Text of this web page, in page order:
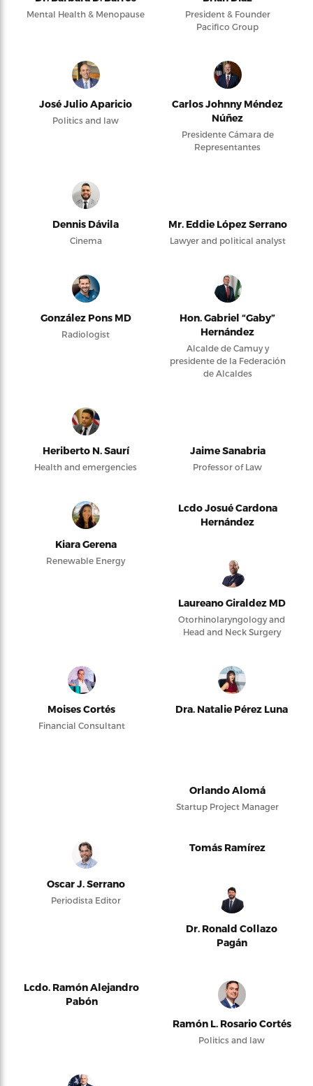
Mental Health & Menopause
President & Founder
Pacifico Group
José Julio Aparicio
Politics and law
Carlos Johnny Méndez
Núñez
Presidente Cámara de
Representantes
Dennis Dávila
Cinema
Mr. Eddie López Serrano
Lawyer and political analyst
González Pons MD
Radiologist
Hon. Gabriel “Gaby”
Hernández
Alcalde de Camuy y
presidente de la Federación
de Alcaldes
Heriberto N. Saurí
Health and emergencies
Jaime Sanabria
Professor of Law
Kiara Gerena
Renewable Energy
Lcdo Josué Cardona
Hernández
Laureano Giraldez MD
Otorhinolaryngology and
Head and Neck Surgery
Moises Cortés
Financial Consultant
Dra. Natalie Pérez Luna
Orlando Alomá
Startup Project Manager
Oscar J. Serrano
Periodista Editor
Tomás Ramírez
Dr. Ronald Collazo
Pagán
Lcdo. Ramón Alejandro
Pabón
Ramón L. Rosario Cortés
Politics and law